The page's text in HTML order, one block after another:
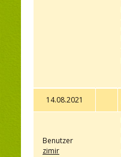
14.08.2021
Benutzer
zimir